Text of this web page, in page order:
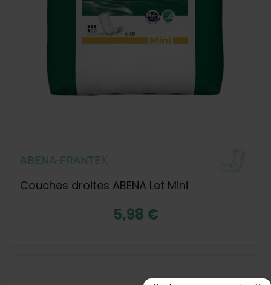
ABENA-FRANTEX
Couches droites ABENA Let Mini
5,98 €